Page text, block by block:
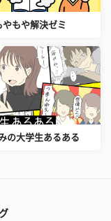
やもや解決ゼミ
の大学生あるある